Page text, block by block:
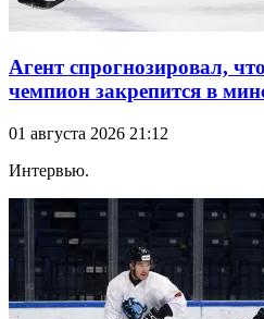
Агент спрогнозировал,
чемпион закрепится в
01 августа 2026 21:12
Интервью.